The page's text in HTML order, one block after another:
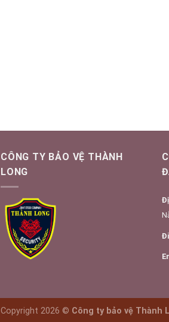
CÔNG TY BẢO VỆ THÀNH
LONG
Copyright 2026 © Công ty bảo vệ Thành